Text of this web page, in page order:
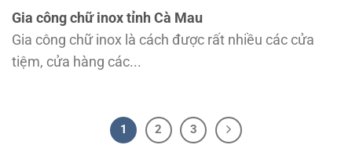
Gia công chữ inox tỉnh Cà Mau
Gia công chữ inox là cách được rất nhiều các cửa
tiệm, cửa hàng các...
1 2 3